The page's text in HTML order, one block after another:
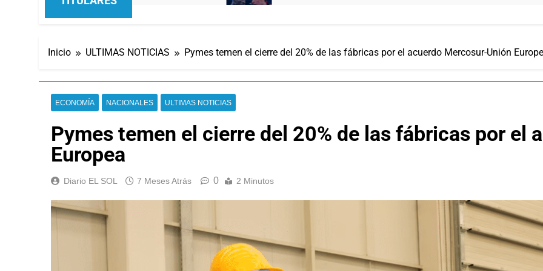
Inicio ULTIMAS NOTICIAS Pymes temen el cierre del 20% de las fábricas por el acuerdo Mercosur-Unión
ECONOMÍA NACIONALES ULTIMAS NOTICIAS
Pymes temen el cierre del 20% de las fábricas por el
Europea
Diario EL SOL 7 Meses Atrás 0 2 Minutos